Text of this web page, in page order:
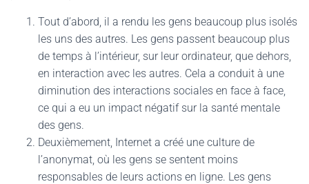
Tout d’abord, il a rendu les gens beaucoup plus isolés
les uns des autres. Les gens passent beaucoup plus
de temps à l’intérieur, sur leur ordinateur, que dehors,
en interaction avec les autres. Cela a conduit à une
diminution des interactions sociales en face à face,
ce qui a eu un impact négatif sur la santé mentale
des gens.
Deuxièmement, Internet a créé une culture de
l’anonymat, où les gens se sentent moins
responsables de leurs actions en ligne. Les gens